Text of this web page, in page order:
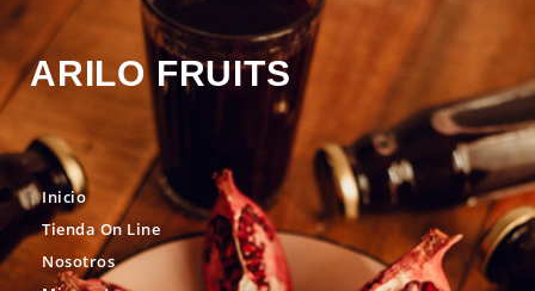
ARILO FRUITS
Inicio
Tienda On Line
Nosotros